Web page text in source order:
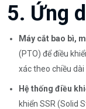
5. Ứng
Máy cắt bao bì,
(PTO) để điều
xác theo chiều dài
Hệ thống điều
khiển SSR (Solid